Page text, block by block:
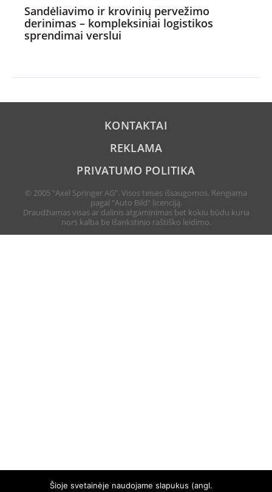
Sandėliavimo ir krovinių pervežimo
derinimas – kompleksiniai logistikos
sprendimai verslui
KONTAKTAI
REKLAMA
PRIVATUMO POLITIKA
© 2005 "Axel Springer AG". Visos teisės išsaugomos. Rengiama
pagal "Auto Bild" licenciją.
Draudžiamas visas ar dalinis atgaminimas bet kokiu būdu kuria
nors kalba be išankstinio raštiško leidimo.
Šioje svetainėje naudojame slapukus (angl.